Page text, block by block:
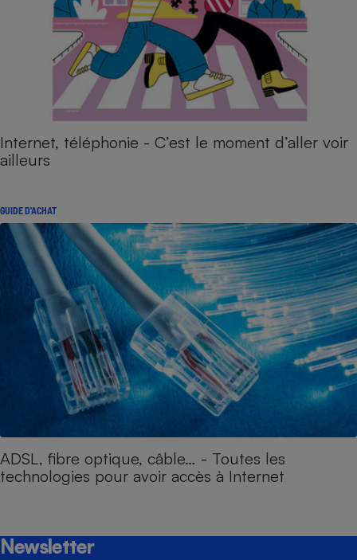
Internet, téléphonie - C’est le moment d’aller voir
ailleurs
GUIDE D'ACHAT
ADSL, fibre optique, câble… - Toutes les
technologies pour avoir accès à Internet
Newsletter